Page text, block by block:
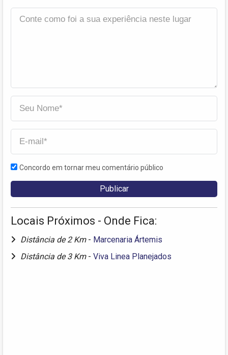
Concordo em tornar meu comentário público
Locais Próximos - Onde Fica:
Distância de 2 Km - Marcenaria Ártemis
Distância de 3 Km - Viva Linea Planejados